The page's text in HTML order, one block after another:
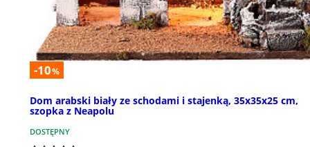
-10%
Dom arabski biały ze schodami i stajenką, 35x35x25 cm,
szopka z Neapolu
DOSTĘPNY